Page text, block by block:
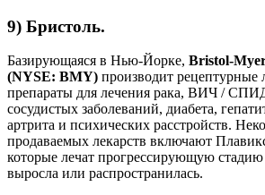
9) Бристоль.
Базирующаяся в Нью-Йорке, Bristol-
(NYSE: BMY) производит рецептурные
препараты для лечения рака, ВИЧ /
сосудистых заболеваний, диабета,
артрита и психических расстройств.
продаваемых лекарств включают
которые лечат прогрессирующую стадию
выросла или распространилась.